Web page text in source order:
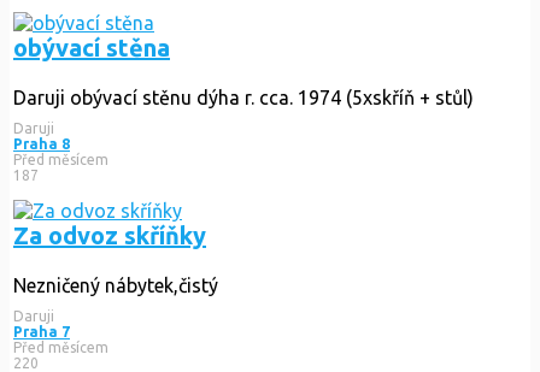
obývací stěna
Daruji obývací stěnu dýha r. cca. 1974 (5xskříň + stůl)
Daruji
Praha 8
Před měsícem
187
Za odvoz skříňky
Nezničený nábytek,čistý
Daruji
Praha 7
Před měsícem
220